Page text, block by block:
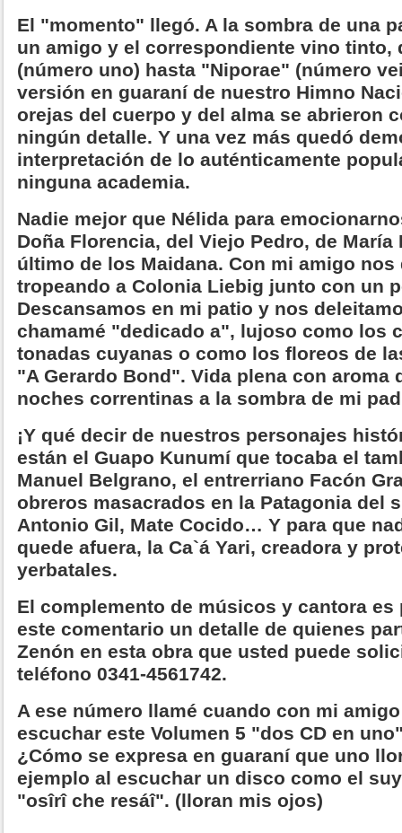
El "momento" llegó. A la sombra de una
un amigo y el correspondiente vino tinto,
(número uno) hasta "Niporae" (número
versión en guaraní de nuestro Himno
orejas del cuerpo y del alma se abrieron
ningún detalle. Y una vez más quedó
interpretación de lo auténticamente
ninguna academia.
Nadie mejor que Nélida para
Doña Florencia, del Viejo Pedro, de María
último de los Maidana. Con mi amigo
tropeando a Colonia Liebig junto con un
Descansamos en mi patio y nos
chamamé "dedicado a", lujoso como los
tonadas cuyanas o como los floreos de
"A Gerardo Bond". Vida plena con aroma
noches correntinas a la sombra de mi
¡Y qué decir de nuestros personajes
están el Guapo Kunumí que tocaba el
Manuel Belgrano, el entrerriano Facón
obreros masacrados en la Patagonia del
Antonio Gil, Mate Cocido… Y para que
quede afuera, la Ca`á Yari, creadora y
yerbatales.
El complemento de músicos y cantora es
este comentario un detalle de quienes
Zenón en esta obra que usted puede
teléfono 0341-4561742.
A ese número llamé cuando con mi
escuchar este Volumen 5 "dos CD en
¿Cómo se expresa en guaraní que uno
ejemplo al escuchar un disco como el
"osîrî che resáî". (lloran mis ojos)